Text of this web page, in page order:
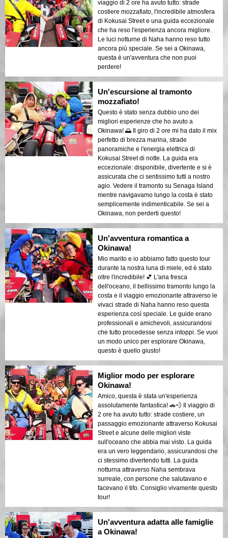
viaggio di 2 ore ha avuto tutto: strade
costiere mozzafiato, l'incredibile atmosfera
di Kokusai Street e una guida eccezionale
che ha reso l'esperienza ancora migliore.
Le luci notturne di Naha hanno reso tutto
ancora più speciale. Se sei a Okinawa,
questa è un'avventura che non puoi
perdere!
Un'escursione al tramonto
mozzafiato!
Questo è stato senza dubbio uno dei
migliori esperienze che ho avuto a
Okinawa! 🌅 Il giro di 2 ore mi ha dato il mix
perfetto di brezza marina, strade
panoramiche e l'energia elettrica di
Kokusai Street di notte. La guida era
eccezionale: disponibile, divertente e si è
assicurata che ci sentissimo tutti a nostro
agio. Vedere il tramonto su Senaga Island
mentre navigavamo lungo la costa è stato
semplicemente indimenticabile. Se sei a
Okinawa, non perderti questo!
Un'avventura romantica a
Okinawa!
Mio marito e io abbiamo fatto questo tour
durante la nostra luna di miele, ed è stato
oltre l'incredibile! 💕 L'aria fresca
dell'oceano, il bellissimo tramonto lungo la
costa e il viaggio emozionante attraverso le
vivaci strade di Naha hanno reso questa
esperienza così speciale. Le guide erano
professionali e amichevoli, assicurandosi
che tutto procedesse senza intoppi. Se vuoi
un modo unico per esplorare Okinawa,
questo è quello giusto!
Miglior modo per esplorare
Okinawa!
Amico, questa è stata un'esperienza
assolutamente fantastica! 🚗💨 Il viaggio di
2 ore ha avuto tutto: strade costiere, un
passaggio emozionante attraverso Kokusai
Street e alcune delle migliori viste
sull'oceano che abbia mai visto. La guida
era un vero leggendario, assicurandosi che
ci stessimo divertendo tutti. La guida
notturna attraverso Naha sembrava
surreale, con persone che salutavano e
facevano il tifo. Consiglio vivamente questo
tour!
Un'avventura adatta alle famiglie
a Okinawa!